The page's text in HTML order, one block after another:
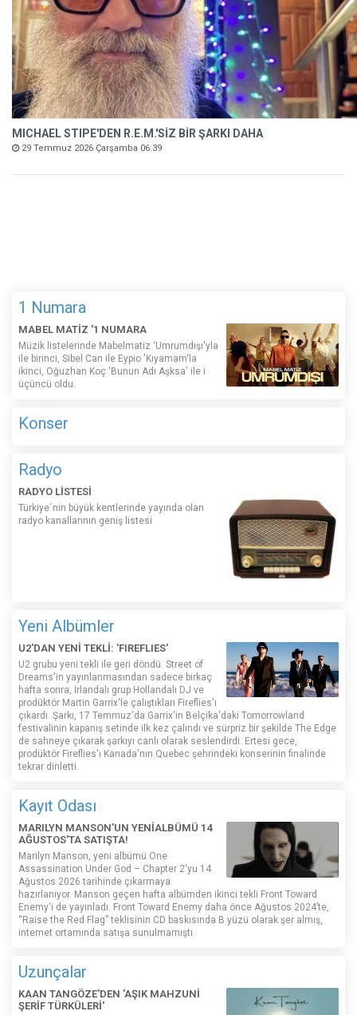
MICHAEL STIPE'DEN R.E.M.'SİZ BİR ŞARKI DAHA
29 Temmuz 2026 Çarşamba 06:39
1 Numara
MABEL MATİZ '1 NUMARA
Müzik listelerinde Mabelmatiz ‘Umrumdışı'yla
ile birinci, Sibel Can ile Eypio 'Kıyamam'la
ikinci, Oğuzhan Koç 'Bunun Adı Aşksa' ile i
üçüncü oldu.
Konser
Radyo
RADYO LİSTESİ
Türkiye´nin büyük kentlerinde yayında olan
radyo kanallarının geniş listesi
Yeni Albümler
U2'DAN YENİ TEKLİ: 'FIREFLIES'
U2 grubu yeni tekli ile geri döndü. Street of
Dreams'in yayınlanmasından sadece birkaç
hafta sonra, İrlandalı grup Hollandalı DJ ve
prodüktör Martin Garrix'le çalıştıkları Fireflies'ı
çıkardı. Şarkı, 17 Temmuz'da Garrix'in Belçika'daki Tomorrowland
festivalinin kapanış setinde ilk kez çalındı ​​ve sürpriz bir şekilde The Edge
de sahneye çıkarak şarkıyı canlı olarak seslendirdi. Ertesi gece,
prodüktör Fireflies'ı Kanada'nın Quebec şehrindeki konserinin finalinde
tekrar dinletti.
Kayıt Odası
MARILYN MANSON'UN YENİALBÜMÜ 14
AĞUSTOS'TA SATIŞTA!
Marilyn Manson, yeni albümü One
Assassination Under God – Chapter 2'yu 14
Ağustos 2026 tarihinde çıkarmaya
hazırlanıyor. Manson geçen hafta albümden ikinci tekli Front Toward
Enemy'i de yayınladı. Front Toward Enemy daha önce Ağustos 2024’te,
“Raise the Red Flag” teklisinin CD baskısında B yüzü olarak şer almış,
internet ortamında satışa sunulmamıştı.
Uzunçalar
KAAN TANGÖZE'DEN 'AŞIK MAHZUNİ
ŞERİF TÜRKÜLERİ'